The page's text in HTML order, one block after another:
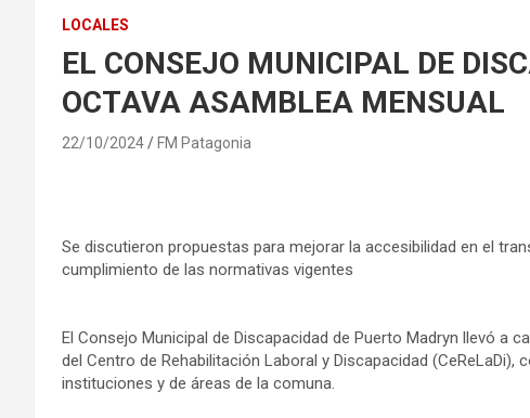
LOCALES
EL CONSEJO MUNICIPAL DE
OCTAVA ASAMBLEA MENSUAL
22/10/2024 FM Patagonia
Se discutieron propuestas para mejorar la accesibilidad en el
cumplimiento de las normativas vigentes
El Consejo Municipal de Discapacidad de Puerto Madryn llevó a
del Centro de Rehabilitación Laboral y Discapacidad
instituciones y de áreas de la comuna.